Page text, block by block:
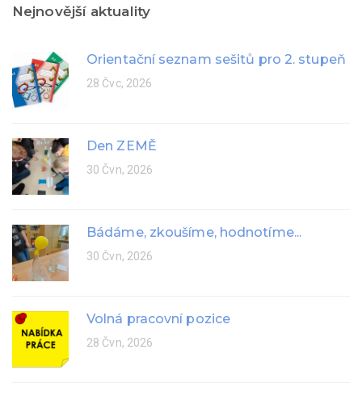
Nejnovější aktuality
Orientační seznam sešitů pro 2. stupeň
28 Čvc, 2026
Den ZEMĚ
30 Čvn, 2026
Bádáme, zkoušíme, hodnotíme...
30 Čvn, 2026
Volná pracovní pozice
28 Čvn, 2026